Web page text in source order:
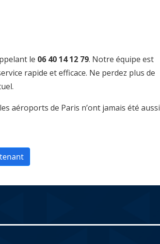
le 06 40 14 12 79. Notre équipe est
rapide et efficace. Ne perdez plus de
aéroports de Paris n’ont jamais été aussi